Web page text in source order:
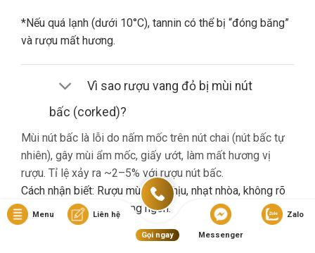
*Nếu quá lạnh (dưới 10°C), tannin có thể bị “đóng băng”
và rượu mất hương.
Vì sao rượu vang đỏ bị mùi nút
bấc (corked)?
Mùi nút bấc là lỗi do nấm mốc trên nút chai (nút bấc tự
nhiên), gây mùi ẩm mốc, giấy ướt, làm mất hương vị
rượu. Tỉ lệ xảy ra ~2–5% với rượu nút bấc.
Cách nhận biết: Rượu mùi khó chịu, nhạt nhòa, không rõ
hương trái cây dù là vang ngon.
Nếu gặp lỗi này, bạn nên liên hệ cửa hàng đổi trả (nếu có
Menu Liên hệ
Gọi ngay Messenger
Zalo